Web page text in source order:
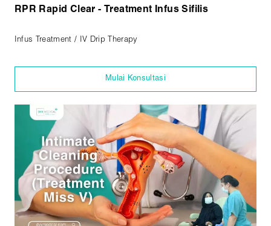
RPR Rapid Clear - Treatment Infus Sifilis
Infus Treatment / IV Drip Therapy
Mulai Konsultasi